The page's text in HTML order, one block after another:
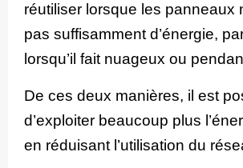
réutiliser lorsque les panneaux
pas suffisamment d’énergie,
lorsqu’il fait nuageux ou
De ces deux manières, il est
d’exploiter beaucoup plus
en réduisant l’utilisation du